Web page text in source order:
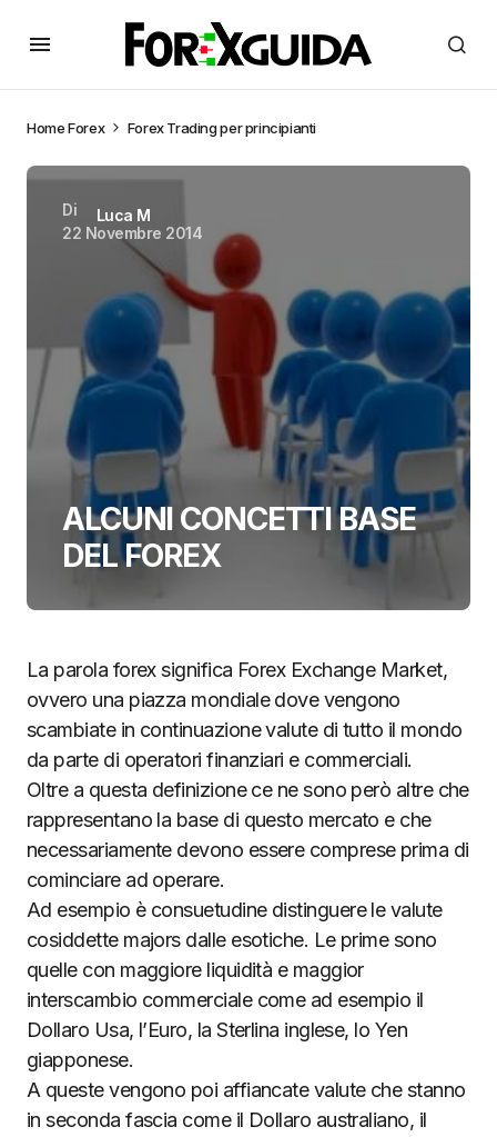
HomeForex Forex Trading per principianti
Di
Luca M
22 Novembre 2014
ALCUNI CONCETTI BASE
DEL FOREX
La parola forex significa Forex Exchange Market,
ovvero una piazza mondiale dove vengono
scambiate in continuazione valute di tutto il mondo
da parte di operatori finanziari e commerciali.
Oltre a questa definizione ce ne sono però altre che
rappresentano la base di questo mercato e che
necessariamente devono essere comprese prima di
cominciare ad operare.
Ad esempio è consuetudine distinguere le valute
cosiddette majors dalle esotiche. Le prime sono
quelle con maggiore liquidità e maggior
interscambio commerciale come ad esempio il
Dollaro Usa, l’Euro, la Sterlina inglese, lo Yen
giapponese.
A queste vengono poi affiancate valute che stanno
in seconda fascia come il Dollaro australiano, il